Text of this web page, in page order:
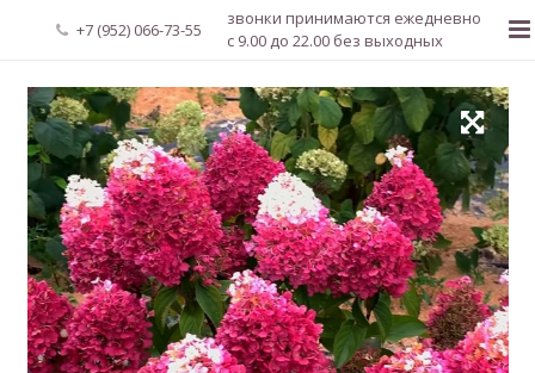
+7 (952) 066-73-55
звонки принимаются ежедневно
с 9.00 до 22.00 без выходных
Главная
О нас
Новости
Каталог растений
Доставка и оплата
Мой аккаунт